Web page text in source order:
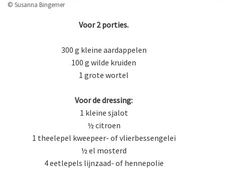
© Susanna Bingemer
Voor 2 porties.
300 g kleine aardappelen
100 g wilde kruiden
1 grote wortel
Voor de dressing:
1 kleine sjalot
½ citroen
1 theelepel kweepeer- of vlierbessengelei
½ el mosterd
4 eetlepels lijnzaad- of hennepolie